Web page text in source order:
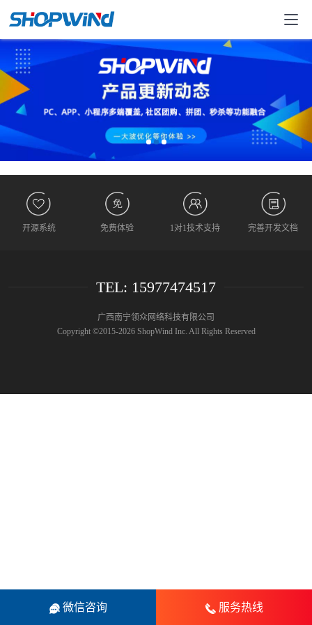
开源系统 免费体验 1对1技术支持 完善开发文档
TEL: 15977474517
广西南宁领众网络科技有限公司
Copyright ©2015-2026 ShopWind Inc. All Rights Reserved
微信咨询 服务热线